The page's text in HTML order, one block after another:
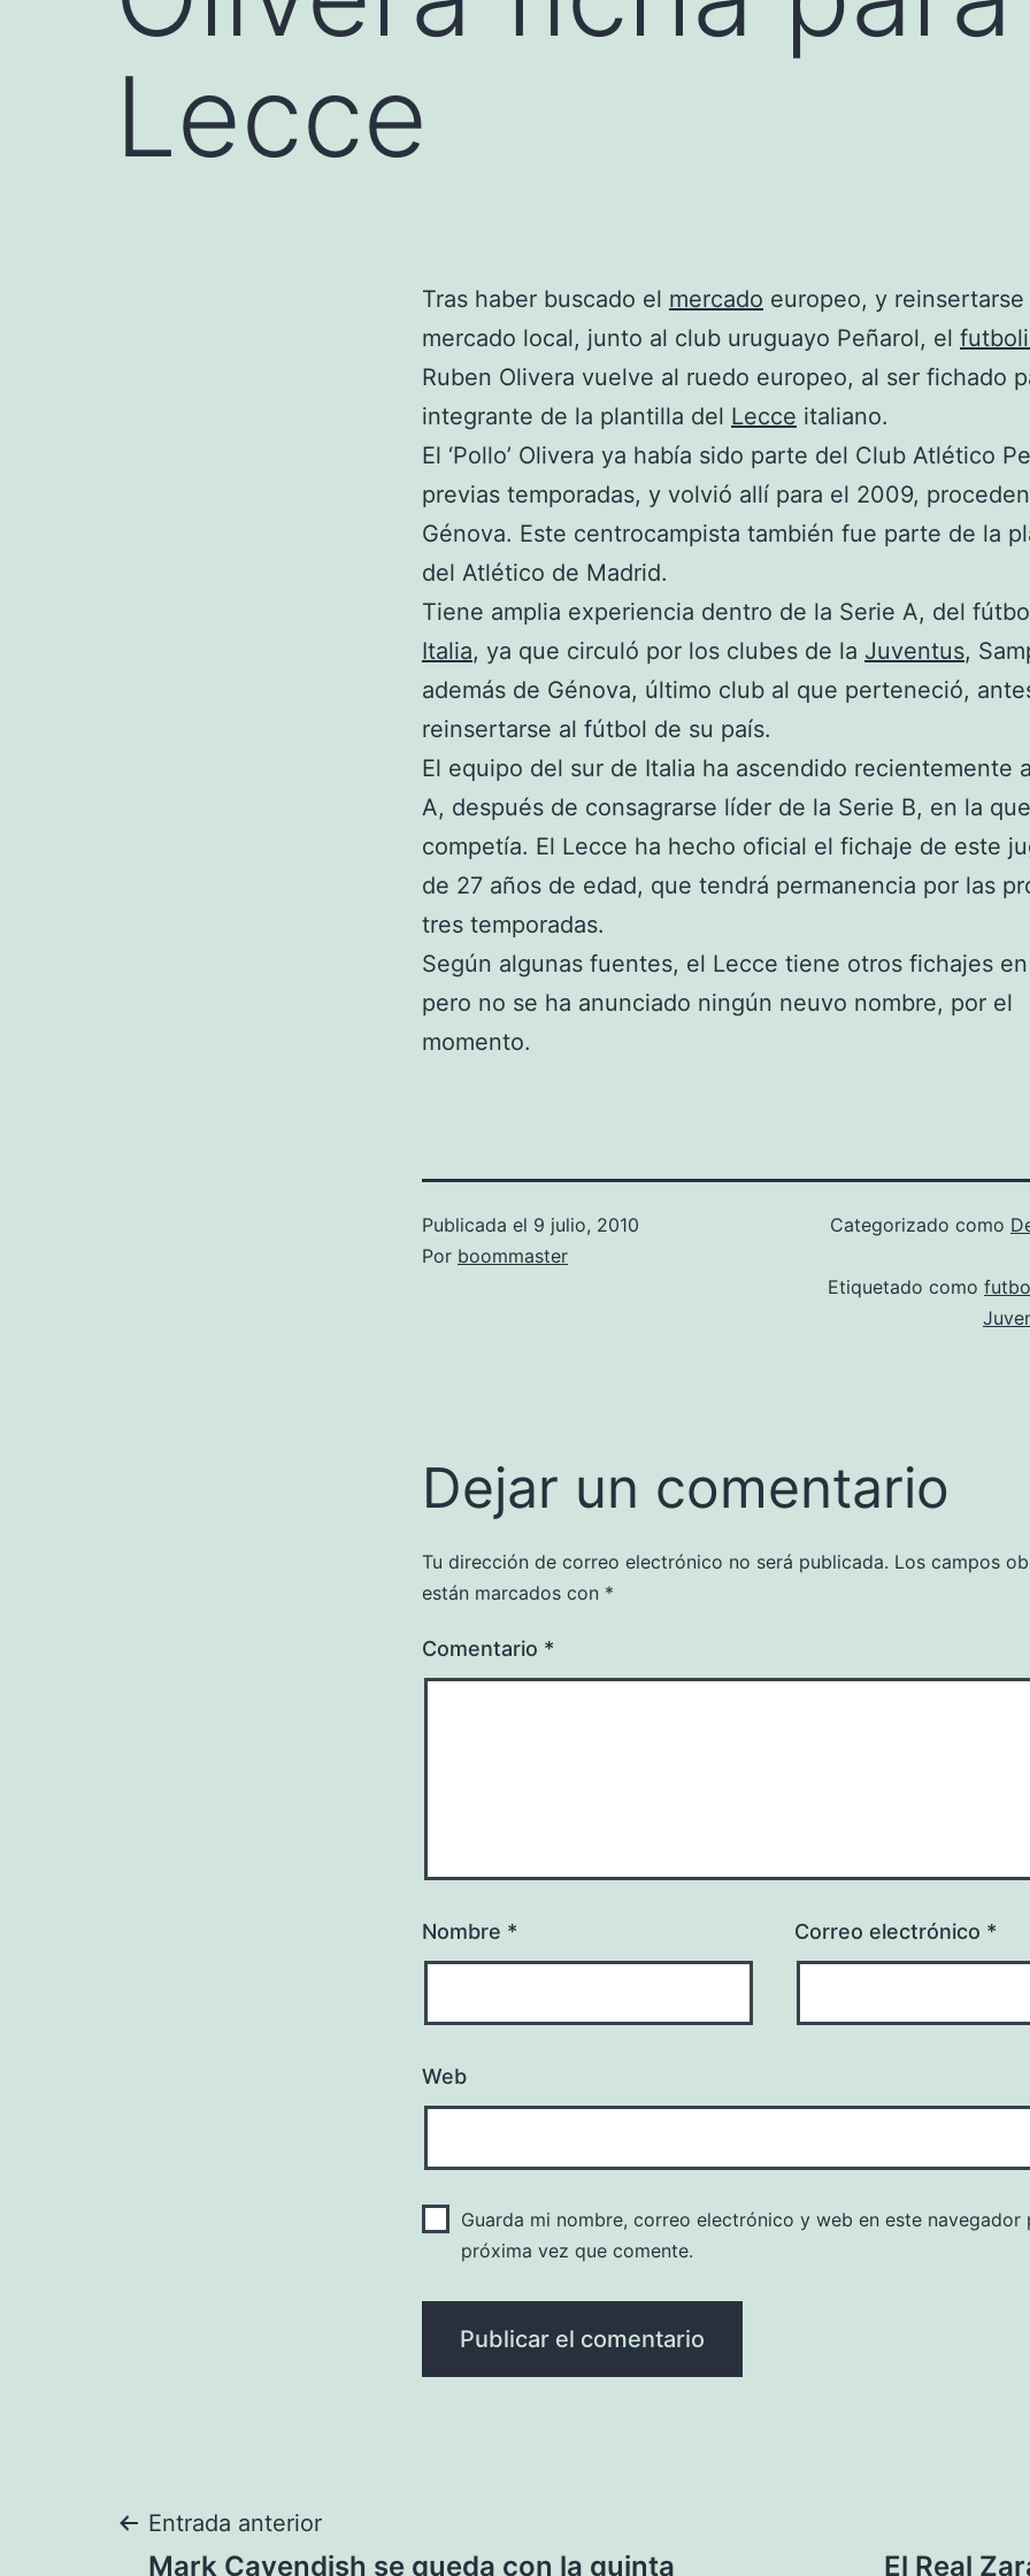
Lecce
Tras haber buscado el mercado europeo, y reinsertarse
mercado local, junto al club uruguayo Peñarol, el
Ruben Olivera vuelve al ruedo europeo, al ser fichado
integrante de la plantilla del Lecce italiano.
El ‘Pollo’ Olivera ya había sido parte del Club Atlético
previas temporadas, y volvió allí para el 2009,
Génova. Este centrocampista también fue parte de la
del Atlético de Madrid.
Tiene amplia experiencia dentro de la Serie A, del
Italia, ya que circuló por los clubes de la Juventus,
además de Génova, último club al que perteneció,
reinsertarse al fútbol de su país.
El equipo del sur de Italia ha ascendido recientemente
A, después de consagrarse líder de la Serie B, en la que
competía. El Lecce ha hecho oficial el fichaje de este
de 27 años de edad, que tendrá permanencia por las
tres temporadas.
Según algunas fuentes, el Lecce tiene otros fichajes
pero no se ha anunciado ningún neuvo nombre, por el
momento.
Publicada el 9 julio, 2010
Por boommaster
Categorizado como
Etiquetado como
Dejar un comentario
Tu dirección de correo electrónico no será publicada. Los campos
están marcados con *
Comentario *
Nombre * Correo electrónico *
Web
Guarda mi nombre, correo electrónico y web en este navegador
próxima vez que comente.
Navegación
Entrada anterior
Mark Cavendish se queda con la quinta El Real